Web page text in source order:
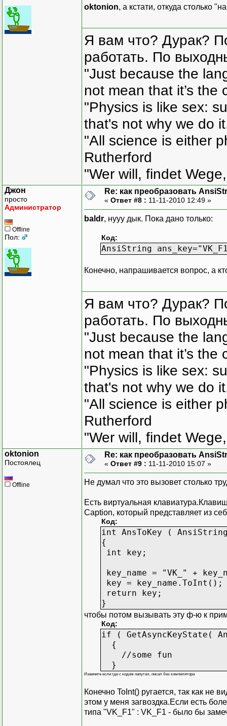
oktonion, а кстати, откуда столько
Я вам что? Дурак?
работать. По
"Just because the
not mean that it’s the
"Physics is like sex:
that's not why we do
"All science is either
Rutherford
"Wer will, findet
Джон
просто
Администратор
Offline
Пол:
Re: как преобразовать
« Ответ #8 : 11-11-2010 12:49 »
baldr, нууу дык. Пока дано только:
Код:
AnsiString
Конечно, напрашивается вопрос, а
Я вам что? Дурак?
работать. По
"Just because the
not mean that it’s the
"Physics is like sex:
that's not why we do
"All science is either
Rutherford
"Wer will, findet
oktonion
Постоялец
Offline
Re: как преобразовать
« Ответ #9 : 11-11-2010 15:07 »
Не думал что это вызовет столько
Есть виртуальная
Caption, который представляет из
Код:
int AnsToKey (
{
int key;
key_name = "VK_" +
key = key_name.ToInt();
return key;
}
чтобы потом вызывать эту ф-ю к
Код:
if ( GetAsyncKeyState(
{
//some fun
}
Извините если где с кодом напутал, писал без компилятора
Конечно ToInt() ругается, так как не
этом у меня загвоздка.Если есть
типа "VK_F1" : VK_F1 - было бы